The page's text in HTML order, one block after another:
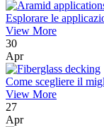
Esplorare le
View More
30
Apr
Come scegliere il
View More
27
Apr